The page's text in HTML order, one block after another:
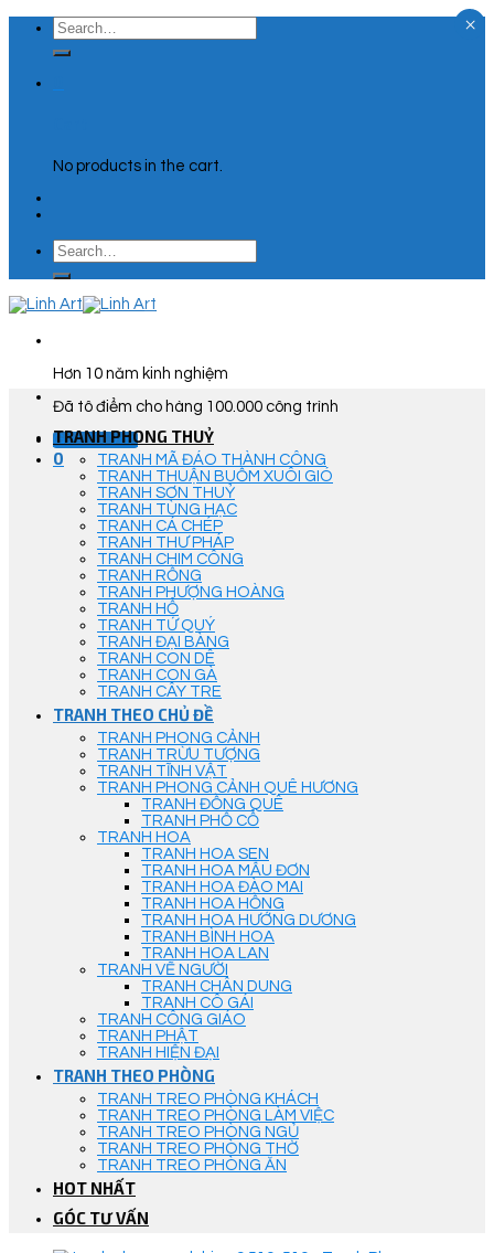
Skip
content
Search
for:
No products in the cart.
Search
for:
Hơn 10 năm kinh nghiệm
Đã tô điểm cho hàng 100.000 công trình
Góc Tư Vấn
0
TRANH PHONG THUỶ
TRANH MÃ ĐÁO THÀNH CÔNG
TRANH THUẬN BUỒM XUÔI GIÓ
TRANH SƠN THUỶ
TRANH TÙNG HẠC
TRANH CÁ CHÉP
TRANH THƯ PHÁP
TRANH CHIM CÔNG
TRANH RỒNG
TRANH PHƯỢNG HOÀNG
TRANH HỔ
TRANH TỨ QUÝ
TRANH ĐẠI BÀNG
TRANH CON DÊ
TRANH CON GÀ
TRANH CÂY TRE
TRANH THEO CHỦ ĐỀ
TRANH PHONG CẢNH
TRANH TRỪU TƯỢNG
TRANH TĨNH VẬT
TRANH PHONG CẢNH QUÊ HƯƠNG
TRANH ĐỒNG QUÊ
TRANH PHỐ CỔ
TRANH HOA
TRANH HOA SEN
TRANH HOA MẪU ĐƠN
TRANH HOA ĐÀO MAI
TRANH HOA HỒNG
TRANH HOA HƯỚNG DƯƠNG
TRANH BÌNH HOA
TRANH HOA LAN
TRANH VẼ NGƯỜI
TRANH CHÂN DUNG
TRANH CÔ GÁI
TRANH CÔNG GIÁO
TRANH PHẬT
TRANH HIỆN ĐẠI
TRANH THEO PHÒNG
TRANH TREO PHÒNG KHÁCH
TRANH TREO PHÒNG LÀM VIỆC
TRANH TREO PHÒNG NGỦ
TRANH TREO PHÒNG THỜ
TRANH TREO PHÒNG ĂN
HOT NHẤT
GÓC TƯ VẤN
×